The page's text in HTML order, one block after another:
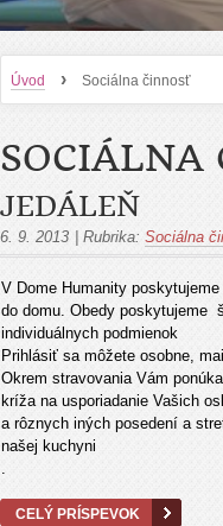
Úvod › Sociálna činnosť
SOCIÁLNA
JEDÁLEŇ
6. 9. 2013 Rubrika: Sociálna
V Dome Humanity
do domu. Obedy poskytujeme
individuálnych podmienok
Prihlásiť sa môžete osobne,
Okrem stravovania Vám
kríža na usporiadanie Vašich
a rôznych iných posedení a
našej kuchyni
.
CELÝ PRÍSPEVOK